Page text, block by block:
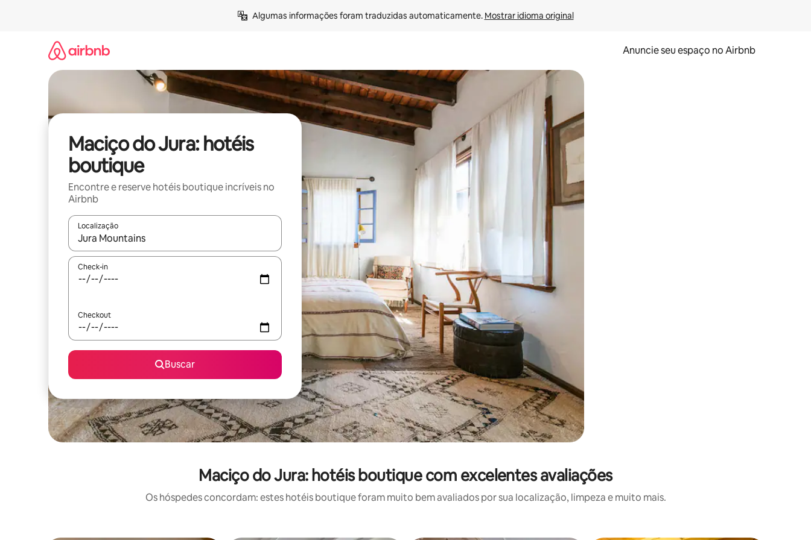
Algumas informações foram traduzidas automaticamente. Mostrar idioma original
Anuncie seu espaço no Airbnb
Maciço do Jura: hotéis
boutique
Encontre e reserve hotéis boutique incríveis no
Airbnb
Localização
Quando os resultados estiverem disponíveis, explore-os usando as seta para cima e para baixo do teclado ou tocando e deslizando o dedo na tela.
Check-in
Checkout
Buscar
Maciço do Jura: hotéis boutique com excelentes avaliações
Os hóspedes concordam: estes hotéis boutique foram muito bem avaliados por sua localização, limpeza e muito mais.